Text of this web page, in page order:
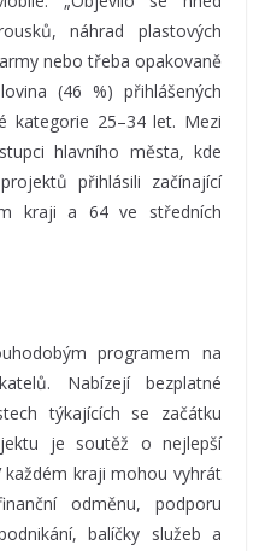
náhrad plastových
nebo třeba opakovaně
(46 %) přihlášených
kategorie 25–34 let. Mezi
hlavního města, kde
přihlásili začínající
kraji a 64 ve středních
programem na
Nabízejí bezplatné
týkajících se začátku
je soutěž o nejlepší
každém kraji mohou vyhrát
odměnu, podporu
balíčky služeb a